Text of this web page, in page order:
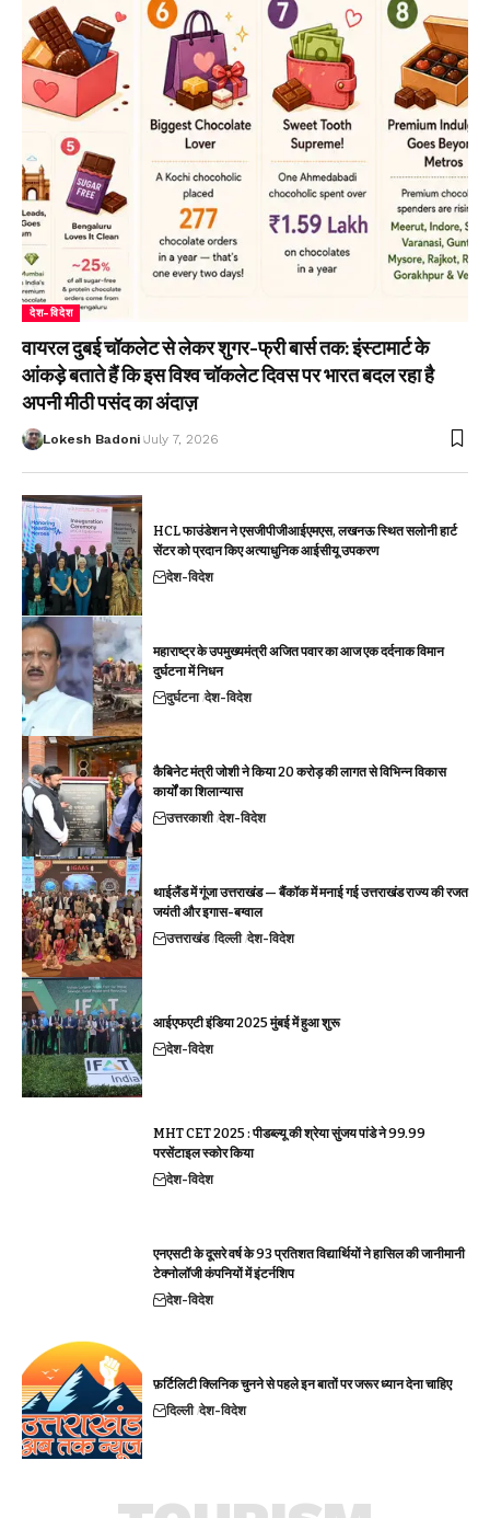
देश-विदेश
वायरल दुबई चॉकलेट से लेकर शुगर-फ्री बार्स तक: इंस्टामार्ट के
आंकड़े बताते हैं कि इस विश्व चॉकलेट दिवस पर भारत बदल रहा है
अपनी मीठी पसंद का अंदाज़
Lokesh Badoni July 7, 2026
HCL फाउंडेशन ने एसजीपीजीआईएमएस, लखनऊ स्थित सलोनी हार्ट
सेंटर को प्रदान किए अत्याधुनिक आईसीयू उपकरण
देश-विदेश
महाराष्ट्र के उपमुख्यमंत्री अजित पवार का आज एक दर्दनाक विमान
दुर्घटना में निधन
दुर्घटना देश-विदेश
कैबिनेट मंत्री जोशी ने किया 20 करोड़ की लागत से विभिन्न विकास
कार्यों का शिलान्यास
उत्तरकाशी देश-विदेश
थाईलैंड में गूंजा उत्तराखंड — बैंकॉक में मनाई गई उत्तराखंड राज्य की रजत
जयंती और इगास-बग्वाल
उत्तराखंड दिल्ली देश-विदेश
आईएफएटी इंडिया 2025 मुंबई में हुआ शुरू
देश-विदेश
MHT CET 2025 : पीडब्ल्यू की श्रेया सुंजय पांडे ने 99.99
परसेंटाइल स्कोर किया
देश-विदेश
एनएसटी के दूसरे वर्ष के 93 प्रतिशत विद्यार्थियों ने हासिल की जानीमानी
टेक्नोलॉजी कंपनियों में इंटर्नशिप
देश-विदेश
फ़र्टिलिटी क्लिनिक चुनने से पहले इन बातों पर जरूर ध्यान देना चाहिए
दिल्ली देश-विदेश